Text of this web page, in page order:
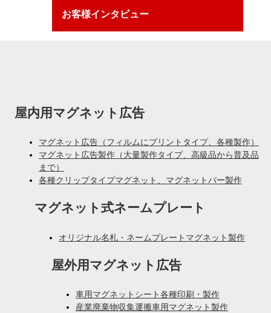
お客様インタビュー
屋内用マグネット広告
マグネット広告（フィルムにプリントタイプ、各種製作）
マグネット広告製作（大量製作タイプ、高級品から普及品
まで）
各種クリップタイプマグネット、マグネットバー製作
マグネット式ネームプレート
オリジナル名札・ネームプレートマグネット製作
屋外用マグネット広告
車用マグネットシート各種印刷・製作
産業廃棄物収集運搬車用マグネット製作